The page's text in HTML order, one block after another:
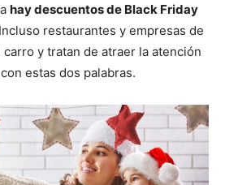
hay descuentos de Black Friday
restaurantes y empresas de
y tratan de atraer la atención
estas dos palabras.